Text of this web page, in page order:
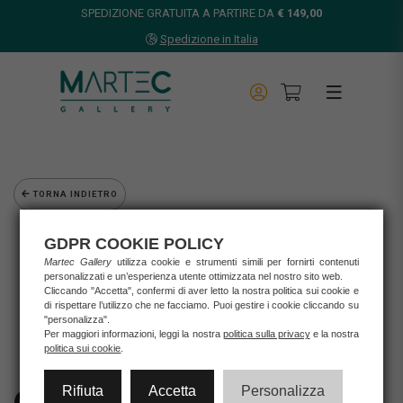
SPEDIZIONE GRATUITA A PARTIRE DA € 149,00
Spedizione in Italia
TORNA INDIETRO
Opere d'arte
Grafica d'autore
Giulia Del Mastio
GIULIA DEL MASTIO - Serigrafia/Fine Art "DJANGO" 30x43 cm
GDPR COOKIE POLICY
Martec Gallery utilizza cookie e strumenti simili per fornirti contenuti
personalizzati e un’esperienza utente ottimizzata nel nostro sito web.
Cliccando "Accetta", confermi di aver letto la nostra politica sui cookie e
di rispettare l’utilizzo che ne facciamo. Puoi gestire i cookie cliccando su
"personalizza".
Per maggiori informazioni, leggi la nostra politica sulla privacye la nostra
politica sui cookie
Rifiuta Accetta Personalizza